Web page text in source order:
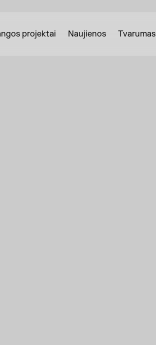
projektai Naujienos Tvarumas